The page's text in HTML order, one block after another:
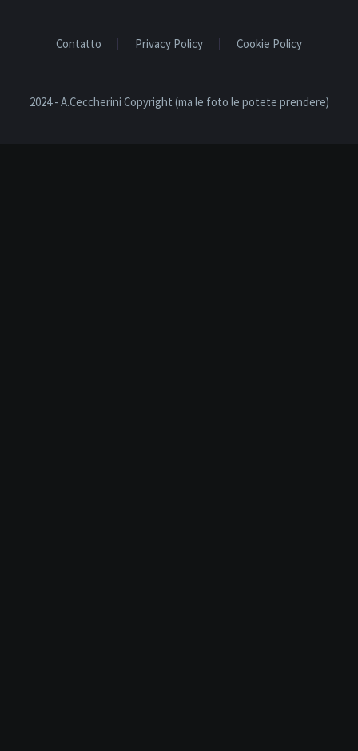
Contatto Privacy Policy Cookie Policy
2024 - A.Ceccherini Copyright (ma le foto le potete prendere)